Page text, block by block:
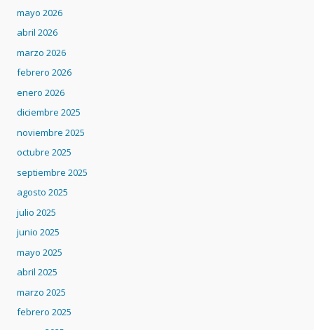
mayo 2026
abril 2026
marzo 2026
febrero 2026
enero 2026
diciembre 2025
noviembre 2025
octubre 2025
septiembre 2025
agosto 2025
julio 2025
junio 2025
mayo 2025
abril 2025
marzo 2025
febrero 2025